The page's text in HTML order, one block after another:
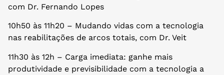
com Dr. Fernando Lopes
10h50 às 11h20 – Mudando vidas com a tecnologia
nas reabilitações de arcos totais, com Dr. Veit
11h30 às 12h – Carga imediata: ganhe mais
produtividade e previsibilidade com a tecnologia a